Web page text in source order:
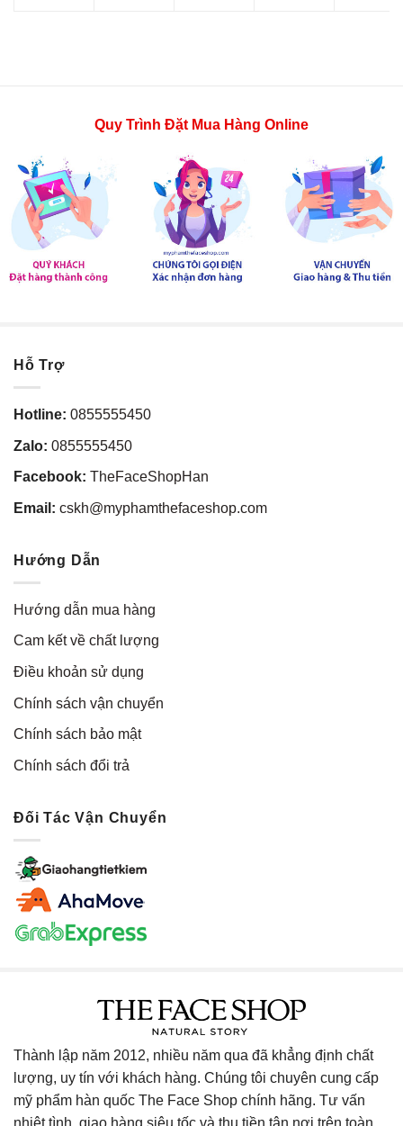
Quy Trình Đặt Mua Hàng Online
Hỗ Trợ
Hotline: 0855555450
Zalo: 0855555450
Facebook: TheFaceShopHan
Email: cskh@myphamthefaceshop.com
Hướng Dẫn
Hướng dẫn mua hàng
Cam kết về chất lượng
Điều khoản sử dụng
Chính sách vận chuyển
Chính sách bảo mật
Chính sách đổi trả
Đối Tác Vận Chuyển
Thành lập năm 2012, nhiều năm qua đã khẳng định chất
lượng, uy tín với khách hàng. Chúng tôi chuyên cung cấp
mỹ phẩm hàn quốc The Face Shop chính hãng. Tư vấn
nhiệt tình, giao hàng siêu tốc và thu tiền tận nơi trên toàn